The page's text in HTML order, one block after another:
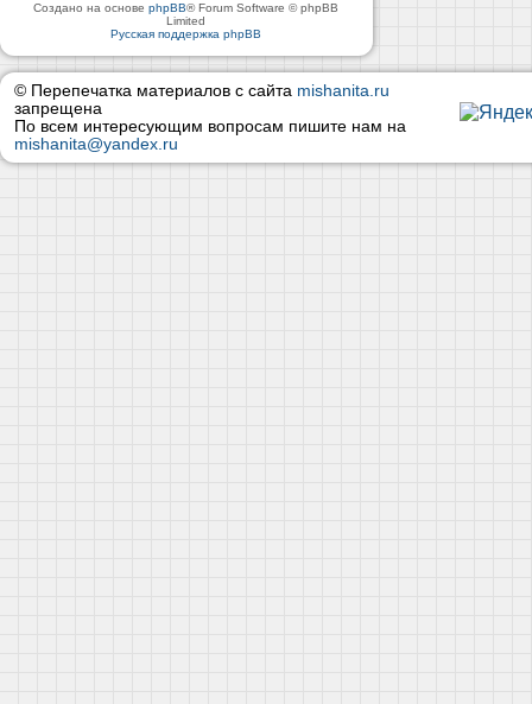
Создано на основеphpBB® Forum Software © phpBB
Limited
Русская поддержка phpBB
© Перепечатка материалов с сайта mishanita.ru
запрещена
По всем интересующим вопросам пишите нам на
mishanita@yandex.ru